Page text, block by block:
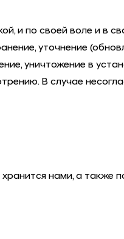
и по своей воле и в
уточнение
уничтожение в
В случае
нами, а также